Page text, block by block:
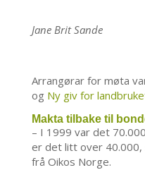
Jane Brit Sande
Arrangørar for møta
og Ny giv for
Makta tilbake til
– I 1999 var det
er det litt over 40.000,
frå Oikos Norge.